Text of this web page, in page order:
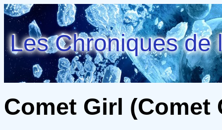
Les Chroniques de
Comet Girl (Comet